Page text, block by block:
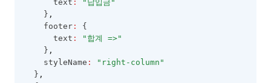
      text
:
"납입금"
    }
,
    footer
:
{
      text
:
"합계 =>"
    }
,
    styleName
:
"right-column"
  }
,